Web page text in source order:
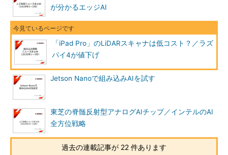
が分かるエッジAI
「iPad Pro」のLiDARスキャナは低コスト？／ラズ
パイ4が値下げ
Jetson Nanoで組み込みAIを試す
東芝の脊髄反射型アナログAIチップ／インテルのAI
全方位戦略
過去の連載記事が 22 件あります